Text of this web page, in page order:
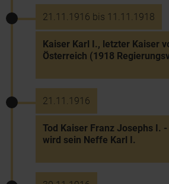
21.11.1916 bis 11.11.1918
Kaiser Karl I., letzter Kaiser
Österreich (1918
21.11.1916
Tod Kaiser Franz Josephs I.
wird sein Neffe Karl I.